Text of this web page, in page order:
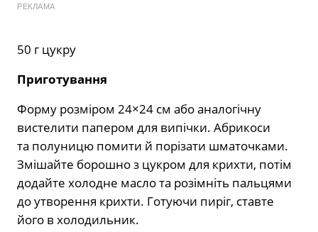
РЕКЛАМА
50 г цукру
Приготування
Форму розміром 24×24 см або аналогічну
вистелити папером для випічки. Абрикоси
та полуницю помити й порізати шматочками.
Змішайте борошно з цукром для крихти, потім
додайте холодне масло та розімніть пальцями
до утворення крихти. Готуючи пиріг, ставте
його в холодильник.